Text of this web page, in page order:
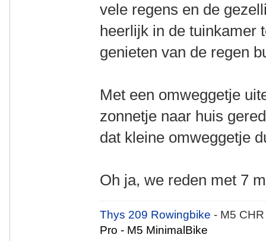
vele regens en de
heerlijk in de tuinkamer
genieten van de regen
Met een omweggetje
zonnetje naar huis
dat kleine omweggetje
Oh ja, we reden met 7
Thys 209 Rowingbike- M5
Pro - M5 MinimalBike